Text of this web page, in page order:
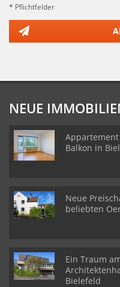
* Pflichtfelder
NEUE
Balkon in
Neue
beliebten
Ein Traum
Bielefeld